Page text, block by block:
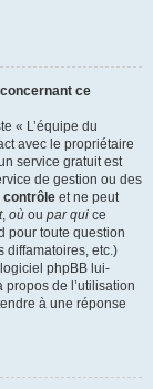
ce
« L’équipe du
avec le propriétaire
service gratuit est
de gestion ou des
contrôle et ne peut
, où ou par qui ce
pour toute question
diffamatoires, etc.)
phpBB lui-
de l’utilisation
à une réponse